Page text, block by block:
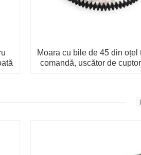
Moara cu bile de 45 din oțel
comandă, uscător de